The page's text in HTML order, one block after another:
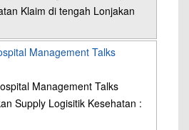
Klaim di tengah Lonjakan
Management Talks
Management Talks
Supply Logisitik Kesehatan :